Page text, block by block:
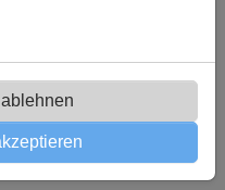
weiteren Laufpaten
Benefizlaufes,
die Läuferinnen
Eltern und